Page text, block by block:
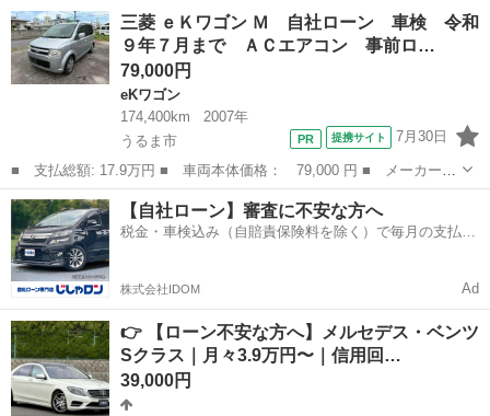
／Ｂｌｕｅｔｏｏｔ
ｈ／Ｗエアコン
（検9.2）
ン
ー
三菱 ｅＫワゴン Ｍ 自社ローン 車検 令和
９年７月まで ＡＣエアコン 事前ロ…
79,000円
eKワゴン
174,400km
2007年
うるま市
提携サイト 7月30日
■ 支払総額: 17.9万円 ■ 車両本体価格： 79,000 円 ■ メーカー
名： 三菱 ■ 車種名： ｅＫワゴン ■ グレード名： Ｍ 自社ロ
ーン 車検 令和９年７月まで ＡＣエアコン 事前ローン仮審査
オンライン対応...
沖縄 うるま市 eKワゴン ローン
【自社ローン】審査に不安な方へ
税金・車検込み（自賠責保険料を除く）で毎月の支払額
株式会社IDOM Ad
👉 【ローン不安な方へ】メルセデス・ベンツ
Sクラス｜月々3.9万円〜｜信用回…
39,000円